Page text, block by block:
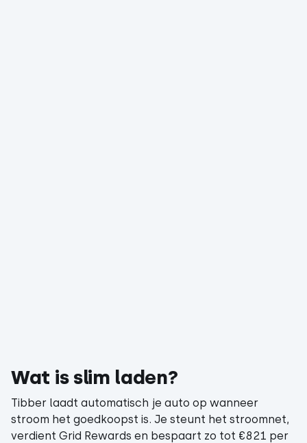
Wat is slim laden?
Tibber laadt automatisch je auto op wanneer
stroom het goedkoopst is. Je steunt het stroomnet,
verdient Grid Rewards en bespaart zo tot €821 per